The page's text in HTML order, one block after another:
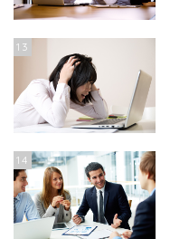
13
14